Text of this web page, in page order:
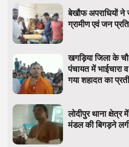
बेखौफ अपराधियों ने
ग्रामीण एवं जन
खगड़िया जिला के
पंचायत में भाईचारा
गया शहादत का
लोदीपुर थाना क्षेत्र
मंडल की बिगड़ने